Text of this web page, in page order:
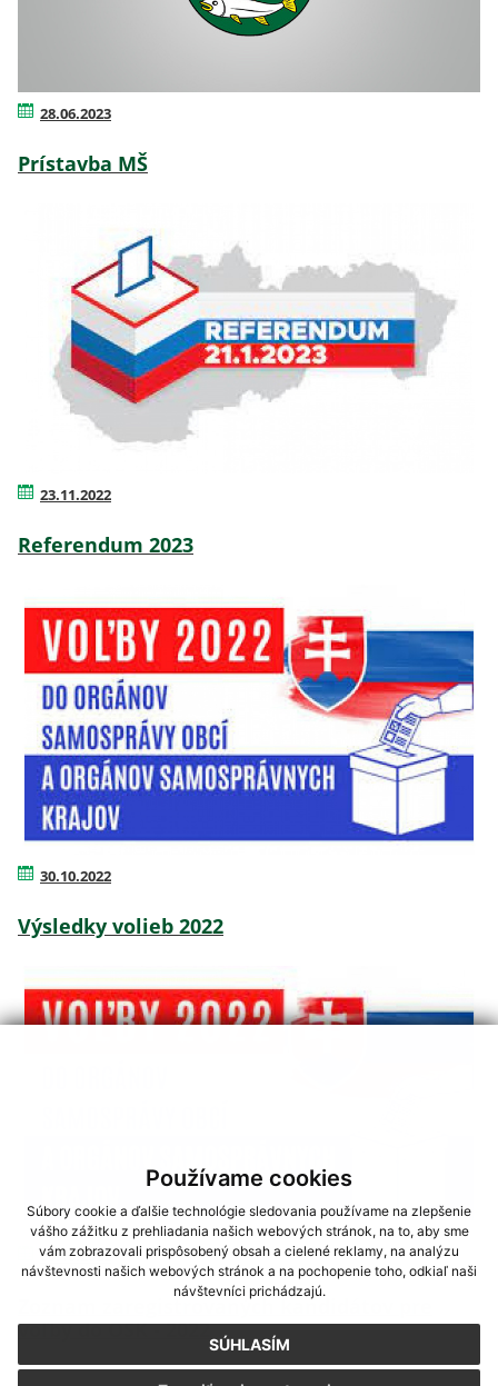
Používame cookies
Súbory cookie a ďalšie technológie sledovania používame na zlepšenie
vášho zážitku z prehliadania našich webových stránok, na to, aby sme
vám zobrazovali prispôsobený obsah a cielené reklamy, na analýzu
návštevnosti našich webových stránok a na pochopenie toho, odkiaľ naši
návštevníci prichádzajú.
SÚHLASÍM
28.06.2023
Prístavba MŠ
23.11.2022
Referendum 2023
30.10.2022
Výsledky volieb 2022
06.10.2022
Zoznam zaregistrovaných kandidátov pre
voľby do OSK - 2022